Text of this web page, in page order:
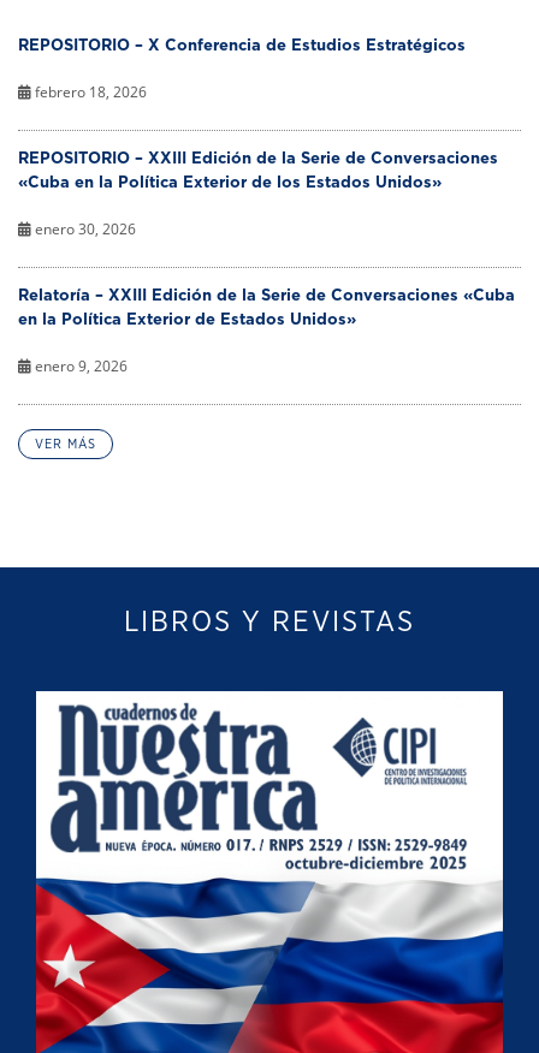
REPOSITORIO – X Conferencia de Estudios Estratégicos
febrero 18, 2026
REPOSITORIO – XXIII Edición de la Serie de Conversaciones
«Cuba en la Política Exterior de los Estados Unidos»
enero 30, 2026
Relatoría – XXIII Edición de la Serie de Conversaciones «Cuba
en la Política Exterior de Estados Unidos»
enero 9, 2026
VER MÁS
LIBROS Y REVISTAS